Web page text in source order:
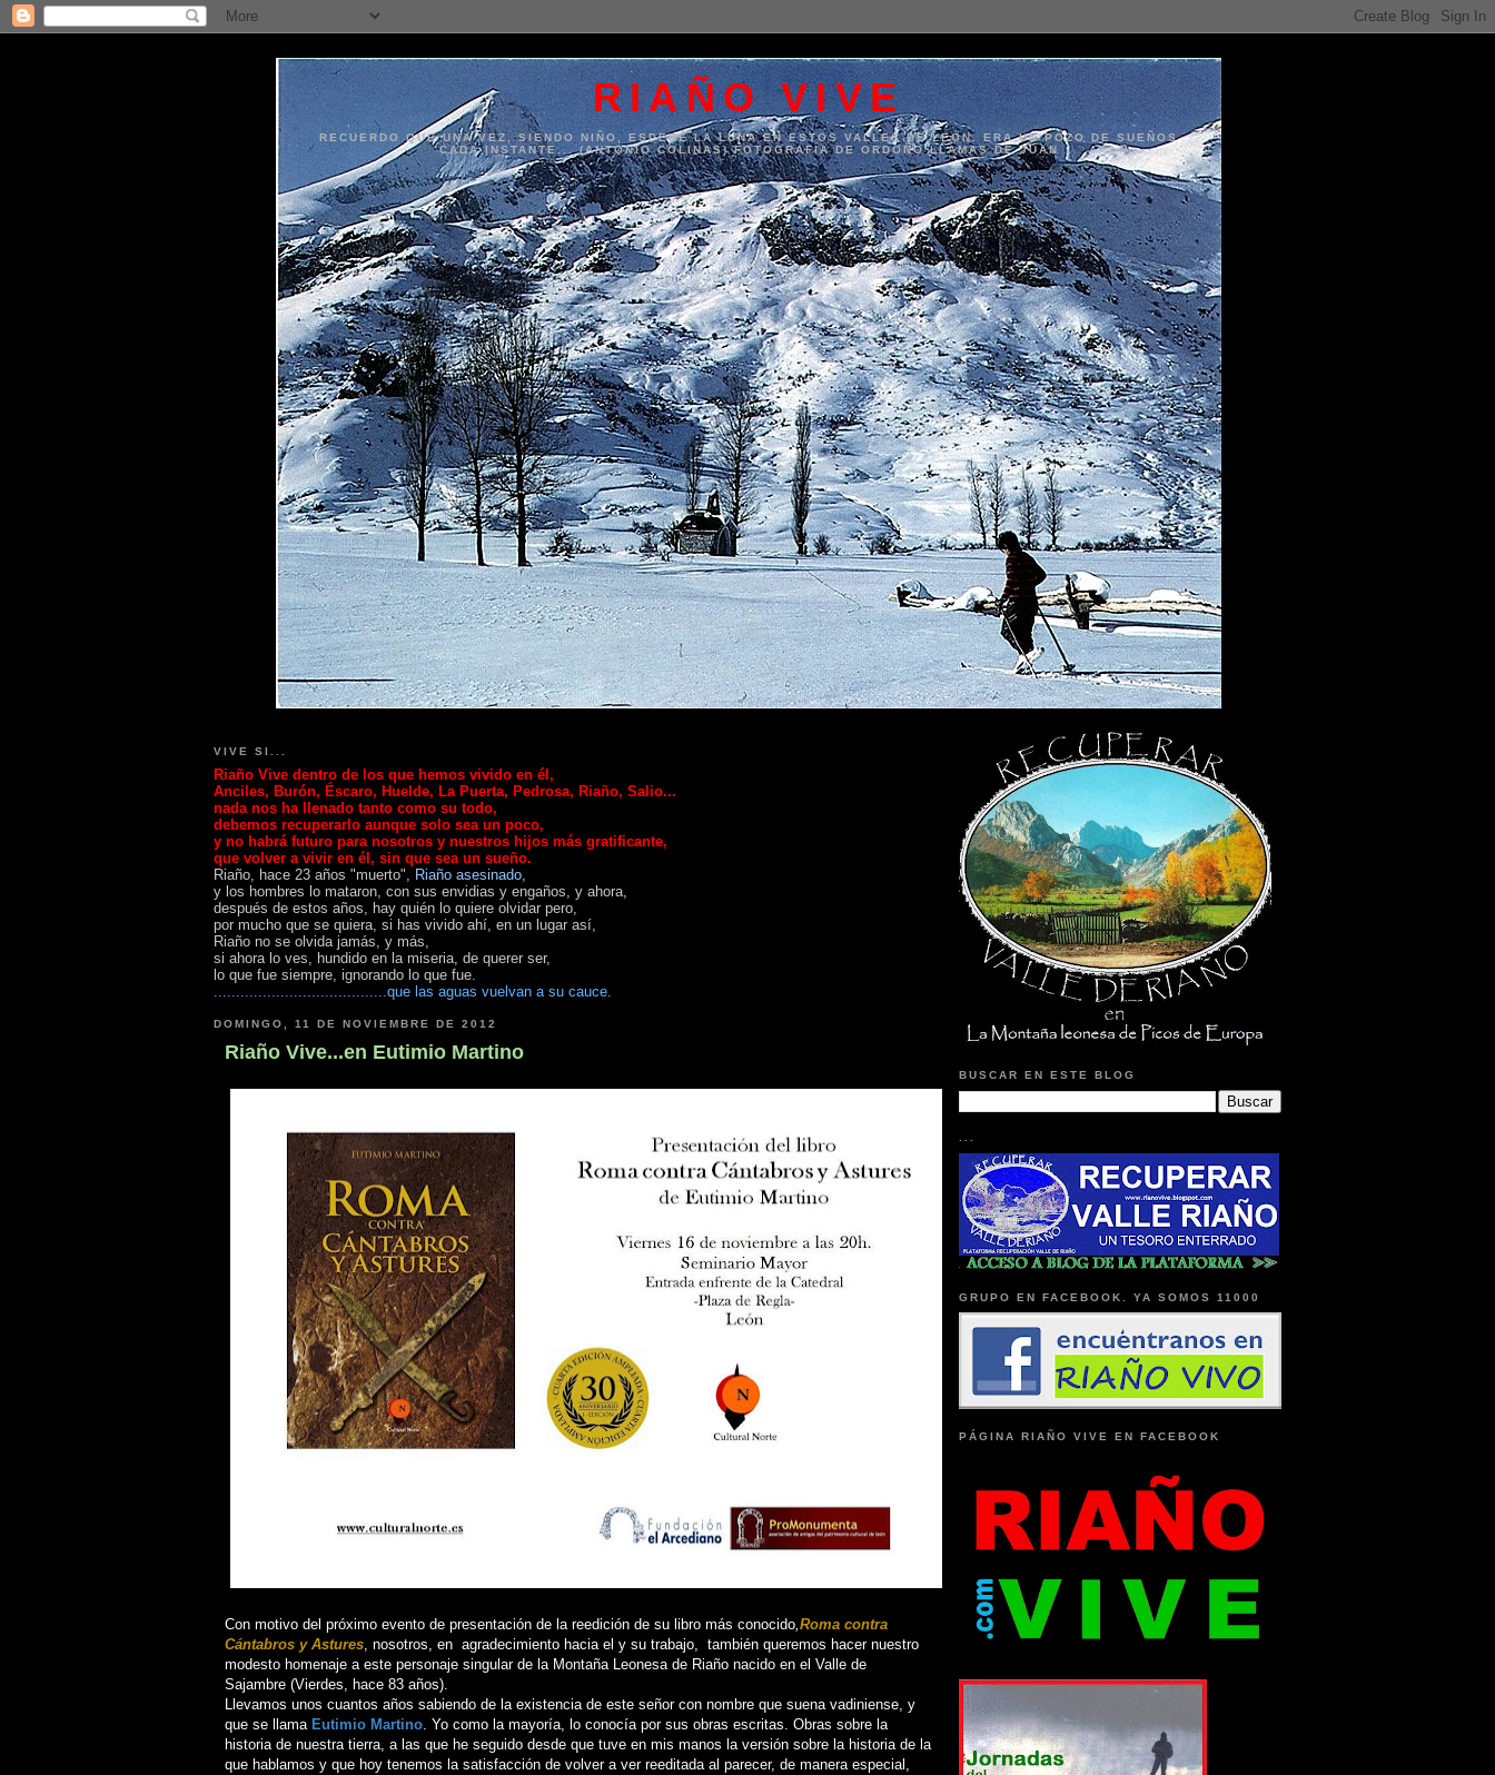
RIAÑO VIVE
RECUERDO QUE UNA VEZ, SIENDO NIÑO, ESPERÉ LA LUNA EN ESTOS VALLES DE LEÓN. ERA UN POZO DE SUEÑOS
CADA INSTANTE... (ANTONIO COLINAS) FOTOGRAFÍA DE ORDOÑO LLAMAS DE JUAN
VIVE SI...
Riaño Vive dentro de los que hemos vivido en él,
Anciles, Burón, Éscaro, Huelde, La Puerta, Pedrosa, Riaño, Salio...
nada nos ha llenado tanto como su todo,
debemos recuperarlo aunque solo sea un poco,
y no habrá futuro para nosotros y nuestros hijos más gratificante,
que volver a vivir en él, sin que sea un sueño.
Riaño, hace 23 años "muerto", Riaño asesinado,
y los hombres lo mataron, con sus envidias y engaños, y ahora,
después de estos años, hay quién lo quiere olvidar pero,
por mucho que se quiera, si has vivido ahí, en un lugar así,
Riaño no se olvida jamás, y más,
si ahora lo ves, hundido en la miseria, de querer ser,
lo que fue siempre, ignorando lo que fue.
.......................................que las aguas vuelvan a su cauce.
DOMINGO, 11 DE NOVIEMBRE DE 2012
Riaño Vive...en Eutimio Martino
Con motivo del próximo evento de presentación de la reedición de su libro más conocido,Roma contra
Cántabros y Astures, nosotros, en agradecimiento hacia el y su trabajo, también queremos hacer nuestro
modesto homenaje a este personaje singular de la Montaña Leonesa de Riaño nacido en el Valle de
Sajambre (Vierdes, hace 83 años).
Llevamos unos cuantos años sabiendo de la existencia de este señor con nombre que suena vadiniense, y
que se llama Eutimio Martino. Yo como la mayoría, lo conocía por sus obras escritas. Obras sobre la
historia de nuestra tierra, a las que he seguido desde que tuve en mis manos la versión sobre la historia de la
que hablamos y que hoy tenemos la satisfacción de volver a ver reeditada al parecer, de manera especial,
BUSCAR EN ESTE BLOG
...
GRUPO EN FACEBOOK. YA SOMOS 11000
PÁGINA RIAÑO VIVE EN FACEBOOK